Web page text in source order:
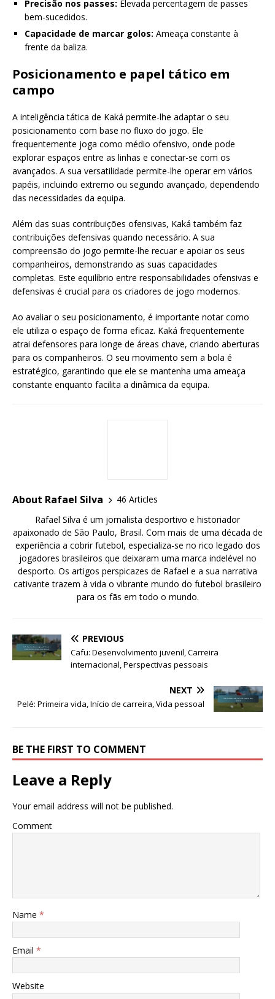
Precisão nos passes: Elevada percentagem de passes
bem-sucedidos.
Capacidade de marcar golos: Ameaça constante à
frente da baliza.
Posicionamento e papel tático em
campo
A inteligência tática de Kaká permite-lhe adaptar o seu
posicionamento com base no fluxo do jogo. Ele
frequentemente joga como médio ofensivo, onde pode
explorar espaços entre as linhas e conectar-se com os
avançados. A sua versatilidade permite-lhe operar em vários
papéis, incluindo extremo ou segundo avançado, dependendo
das necessidades da equipa.
Além das suas contribuições ofensivas, Kaká também faz
contribuições defensivas quando necessário. A sua
compreensão do jogo permite-lhe recuar e apoiar os seus
companheiros, demonstrando as suas capacidades
completas. Este equilíbrio entre responsabilidades ofensivas e
defensivas é crucial para os criadores de jogo modernos.
Ao avaliar o seu posicionamento, é importante notar como
ele utiliza o espaço de forma eficaz. Kaká frequentemente
atrai defensores para longe de áreas chave, criando aberturas
para os companheiros. O seu movimento sem a bola é
estratégico, garantindo que ele se mantenha uma ameaça
constante enquanto facilita a dinâmica da equipa.
About Rafael Silva
46 Articles
Rafael Silva é um jornalista desportivo e historiador
apaixonado de São Paulo, Brasil. Com mais de uma década de
experiência a cobrir futebol, especializa-se no rico legado dos
jogadores brasileiros que deixaram uma marca indelével no
desporto. Os artigos perspicazes de Rafael e a sua narrativa
cativante trazem à vida o vibrante mundo do futebol brasileiro
para os fãs em todo o mundo.
PREVIOUS
Cafu: Desenvolvimento juvenil, Carreira
internacional, Perspectivas pessoais
NEXT
Pelé: Primeira vida, Início de carreira, Vida pessoal
BE THE FIRST TO COMMENT
Leave a Reply
Your email address will not be published.
Comment
Name *
Email *
Website